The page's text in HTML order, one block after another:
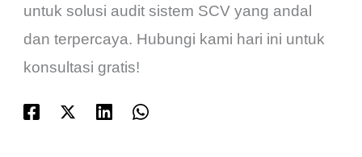
untuk solusi audit sistem SCV yang andal
dan terpercaya. Hubungi kami hari ini untuk
konsultasi gratis!